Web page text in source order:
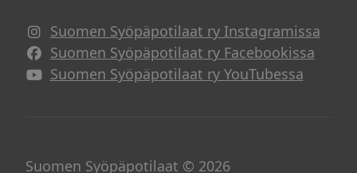
Suomen Syöpäpotilaat ry Instagramissa
Suomen Syöpäpotilaat ry Facebookissa
Suomen Syöpäpotilaat ry YouTubessa
Suomen Syöpäpotilaat © 2026